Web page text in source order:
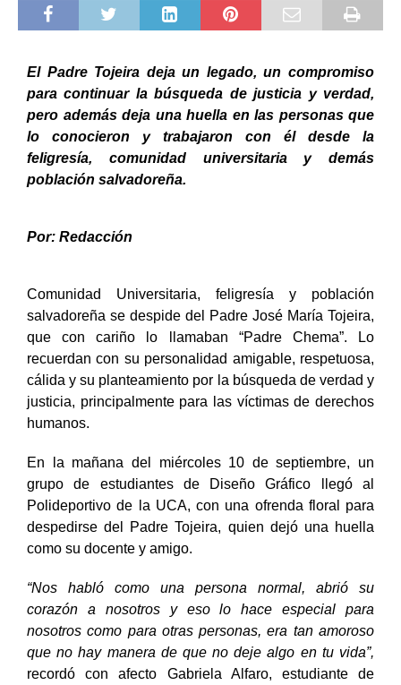
El Padre Tojeira deja un legado, un compromiso
para continuar la búsqueda de justicia y verdad,
pero además deja una huella en las personas que
lo conocieron y trabajaron con él desde la
feligresía, comunidad universitaria y demás
población salvadoreña.
Por: Redacción
Comunidad Universitaria, feligresía y población
salvadoreña se despide del Padre José María Tojeira,
que con cariño lo llamaban “Padre Chema”. Lo
recuerdan con su personalidad amigable, respetuosa,
cálida y su planteamiento por la búsqueda de verdad y
justicia, principalmente para las víctimas de derechos
humanos.
En la mañana del miércoles 10 de septiembre, un
grupo de estudiantes de Diseño Gráfico llegó al
Polideportivo de la UCA, con una ofrenda floral para
despedirse del Padre Tojeira, quien dejó una huella
como su docente y amigo.
“Nos habló como una persona normal, abrió su
corazón a nosotros y eso lo hace especial para
nosotros como para otras personas, era tan amoroso
que no hay manera de que no deje algo en tu vida”,
recordó con afecto Gabriela Alfaro, estudiante de